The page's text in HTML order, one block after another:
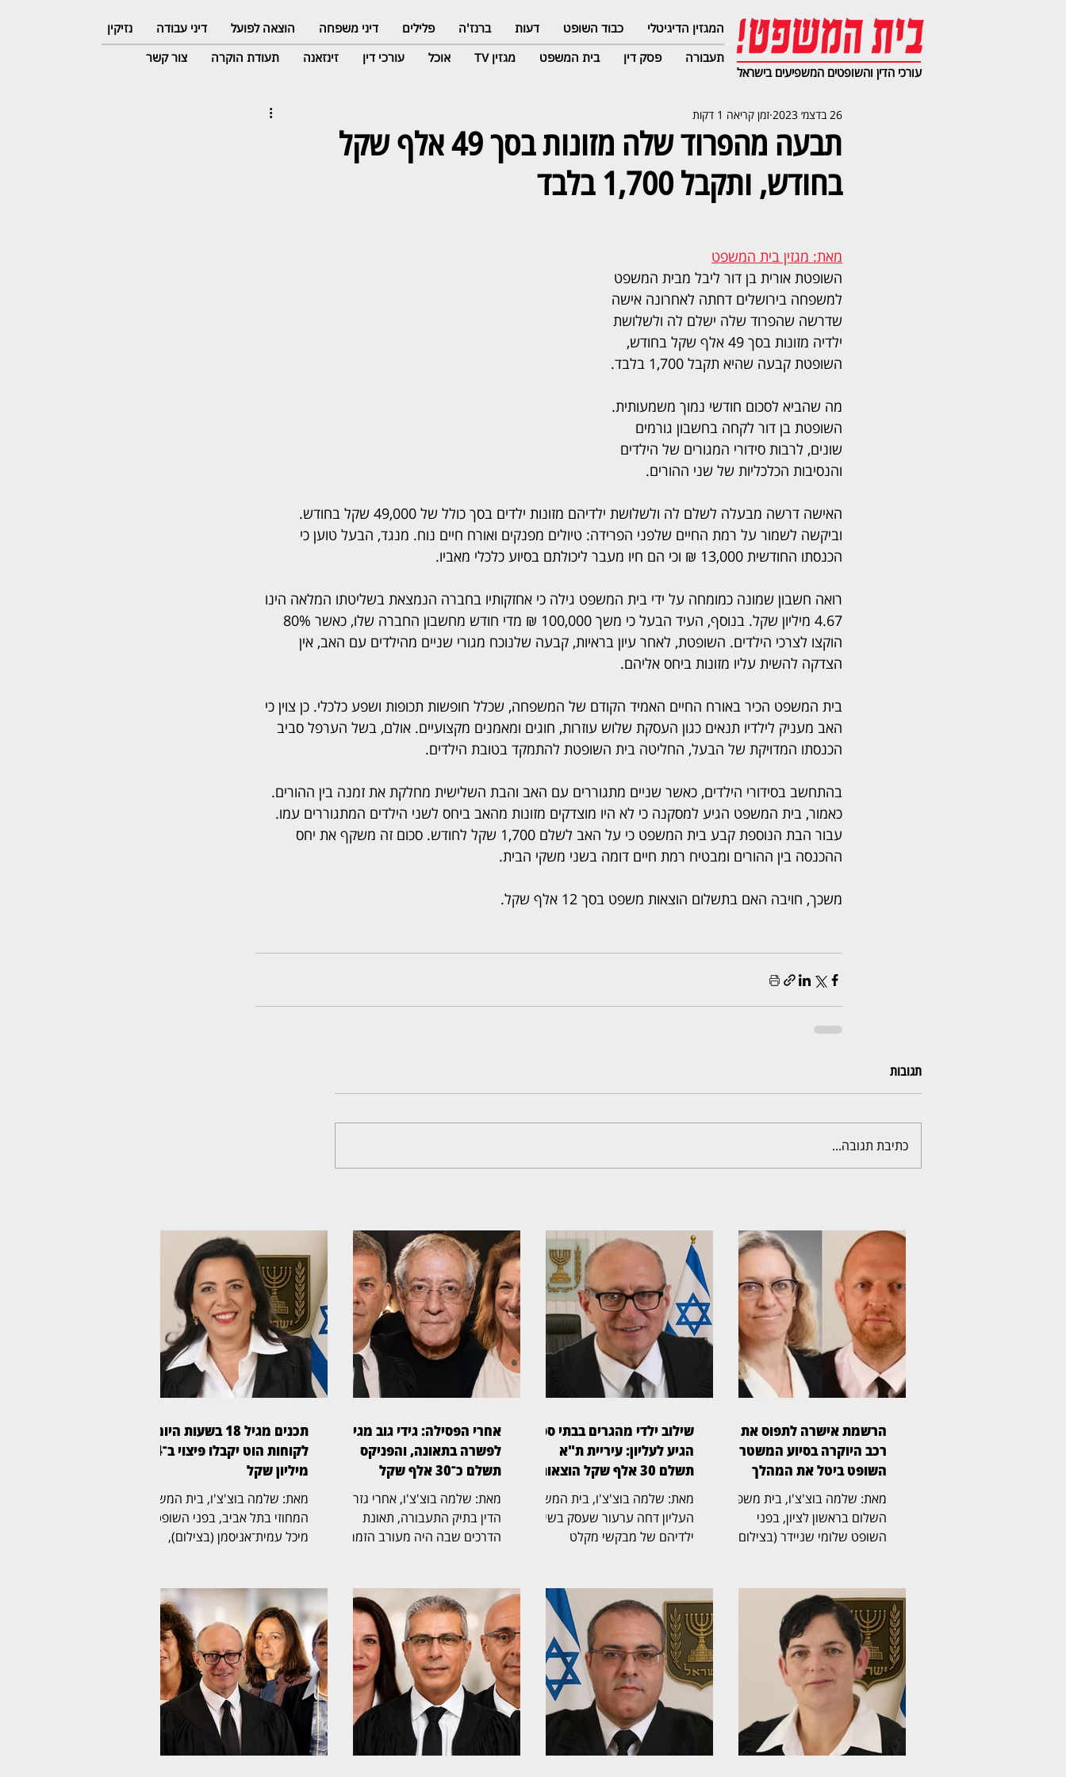
המגזין הדיגיטלי כבוד השופט דעות ברנז'ה פלילים דיני משפחה הוצאה לפועל דיני עבודה
נזיקין
תעבורה
פסק דין בית המשפט מגזין TV אוכל עורכי דין זינזאנה תעודת הוקרה צור קשר
עורכי הדין והשופטים המשפיעים בישראל
תבעה מהפרוד שלה מזונות בסך 49 אלף שקל
בחודש, ותקבל 1,700 בלבד
26 בדצמ׳ 2023 זמן קריאה 1 דקות
מאת: מגזין בית המשפט
השופטת אורית בן דור ליבל מבית המשפט
למשפחה בירושלים דחתה לאחרונה אישה
שדרשה שהפרוד שלה ישלם לה ולשלושת
ילדיה מזונות בסך 49 אלף שקל בחודש,
השופטת קבעה שהיא תקבל 1,700 בלבד.
מה שהביא לסכום חודשי נמוך משמעותית.
השופטת בן דור לקחה בחשבון גורמים
שונים, לרבות סידורי המגורים של הילדים
והנסיבות הכלכליות של שני ההורים.
האישה דרשה מבעלה לשלם לה ולשלושת ילדיהם מזונות ילדים בסך כולל של 49,000 שקל בחודש.
וביקשה לשמור על רמת החיים שלפני הפרידה: טיולים מפנקים ואורח חיים נוח. מנגד, הבעל טוען כי
הכנסתו החודשית 13,000 ₪ וכי הם חיו מעבר ליכולתם בסיוע כלכלי מאביו.
רואה חשבון שמונה כמומחה על ידי בית המשפט גילה כי אחזקותיו בחברה הנמצאת בשליטתו המלאה הינו
הוקצו לצרכי הילדים. השופטת, לאחר עיון בראיות, קבעה שלנוכח מגורי שניים מהילדים עם האב, אין
הצדקה להשית עליו מזונות ביחס אליהם.
בית המשפט הכיר באורח החיים האמיד הקודם של המשפחה, שכלל חופשות תכופות ושפע כלכלי. כן צוין כי
האב מעניק לילדיו תנאים כגון העסקת שלוש עוזרות, חוגים ומאמנים מקצועיים. אולם, בשל הערפל סביב
הכנסתו המדויקת של הבעל, החליטה בית השופטת להתמקד בטובת הילדים.
בהתחשב בסידורי הילדים, כאשר שניים מתגוררים עם האב והבת השלישית מחלקת את זמנה בין ההורים.
כאמור, בית המשפט הגיע למסקנה כי לא היו מוצדקים מזונות מהאב ביחס לשני הילדים המתגוררים עמו.
עבור הבת הנוספת קבע בית המשפט כי על האב לשלם 1,700 שקל לחודש. סכום זה משקף את יחס
ההכנסה בין ההורים ומבטיח רמת חיים דומה בשני משקי הבית.
משכך, חויבה האם בתשלום הוצאות משפט בסך 12 אלף שקל.
תגובות
כתיבת תגובה...
הרשמת אישרה לתפוס את
רכב היוקרה בסיוע המשטרה,
השופט ביטל את המהלך
מאת: שלמה בוצ'צ'ו, בית משפט
השלום בראשון לציון, בפני
השופט שלומי שניידר (בצילום),
BMW, ששוויו מאות אלפי שקלים.
בפסק דין ברור ומכריע קבע
השופט כי הרכב שייך לחדד, הורה
לרשום אותו מחדש על שמו
במשרד הרישוי וביטל את
השעבוד שנרשם לטובת מימון
ישיר. זאת לאחר שרשמת ההוצאה
לפועל עינת להבי אשר (בצילום)
אישרה קודם לכן לתפוס את הרכב,
שילוב ילדי מהגרים בבתי ספר
הגיע לעליון: עיריית ת"א
תשלם 30 אלף שקל הוצאות
מאת: שלמה בוצ'צ'ו, בית המשפט
העליון דחה ערעור שעסק בשילוב
ילדיהם של מבקשי מקלט
קבע, במערכת החינוך היסודית
בתל אביב. את פסק הדין כתב
השופט אלכס שטיין (בצילום),
ואליו הצטרפו הנשיא יצחק עמית
והשופטת גילה כנפי־שטייניץ.
ההרכב קבע כי בנסיבות שנוצרו
הערעור מיצה את עצמו ולכן
נדחה. ההליך החל באוגוסט
2021, כאשר יוסף מוחמד בראון
אחרי הפסילה: גידי גוב מגיע
לפשרה בתאונה, והפניקס
תשלם כ־30 אלף שקל
מאת: שלמה בוצ'צ'ו, אחרי גזר
הדין בתיק התעבורה, תאונת
הדרכים שבה היה מעורב הזמר
לתביעות קטנות בתל אביב, בפני
הרשם הבכיר מיכאל שמפל
(בצילום), נתן תוקף של פסק דין
להסדר פשרה, שלפיו חברת
הביטוח הפניקס תשלם את מלוא
סכום התביעה, ולא סכום מופחת,
29,364 שקל, בגין נזק שנגרם
לאחד מכלי הרכב שנפגעו
בתאונה. ההליך האזרחי נולד
תכנים מגיל 18 בשעות היום:
לקוחות הוט יקבלו פיצוי ב־4
מיליון שקל
מאת: שלמה בוצ'צ'ו, בית המשפט
המחוזי בתל אביב, בפני השופטת
מיכל עמית־אניסמן (בצילום),
שנטען כי בשעות היום שודרו
בערוציה תכנים שאינם מיועדים
לילדים. במסגרת ההסדר, הוט
תעניק ללקוחות הטלוויזיה שלה
הטבות בשווי כולל של 4 מיליון
שקל. ההליך נפתח על ידי שני
קטינים, באמצעות אימם, בטענה
כי החברה אפשרה חשיפה של
ילדים לתכנים שסווגו לצפייה מגיל